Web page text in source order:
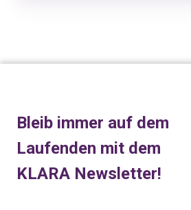
Bleib immer auf dem
Laufenden mit dem
KLARA Newsletter!